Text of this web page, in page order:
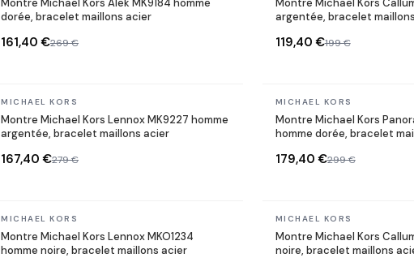
Montre Michael Kors Alek MK9184 homme
dorée, bracelet maillons acier
161,40 €269 €
Montre Michael Kors
argentée, bracelet
119,40 €199 €
En stock
MICHAEL KORS
Montre Michael Kors Lennox MK9227 homme
argentée, bracelet maillons acier
167,40 €279 €
En stock
MICHAEL KORS
Montre Michael Kors
homme dorée, bracelet
179,40 €299 €
En stock
MICHAEL KORS
Montre Michael Kors Lennox MKO1234
homme noire, bracelet maillons acier
En stock
MICHAEL KORS
Montre Michael Kors
noire, bracelet maillons